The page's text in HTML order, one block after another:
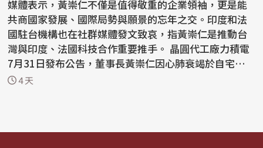
媒體表示，黃崇仁不僅是值得敬重的企業領袖，更是能
共商國家發展、國際局勢與願景的忘年之交。印度和法
國駐台機構也在社群媒體發文致哀，指黃崇仁是推動台
灣與印度、法國科技合作重要推手。 晶圓代工廠力積電
7月31日發布公告，董事長黃崇仁因心肺衰竭於自宅睡夢
中...4 天